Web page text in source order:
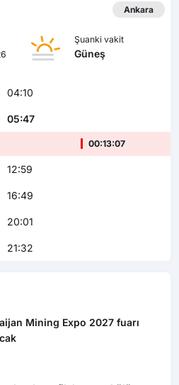
Ankara
Şuanki vakit
Güneş
04:10
05:47
00:13:06
12:59
16:49
20:01
21:32
Mining Expo 2027 fuarı